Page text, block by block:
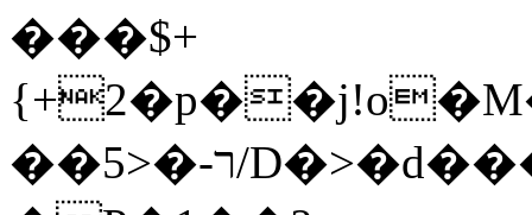
���$+
��ר-�<5/D�>�d�����1!u8JP�@TE�